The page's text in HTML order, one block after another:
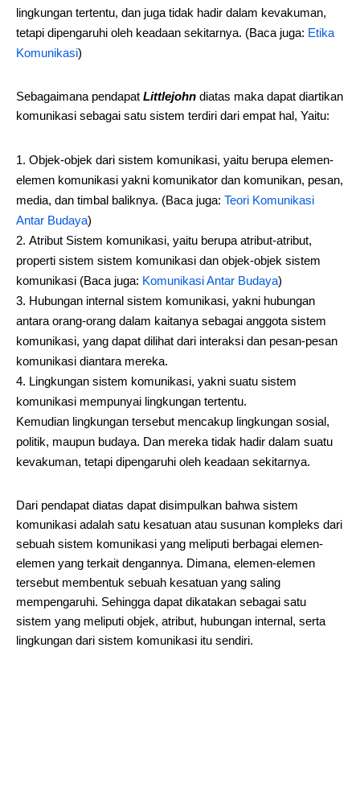
lingkungan tertentu, dan juga tidak hadir dalam kevakuman,
tetapi dipengaruhi oleh keadaan sekitarnya. (Baca juga: Etika
Komunikasi)
Sebagaimana pendapat Littlejohn diatas maka dapat diartikan
komunikasi sebagai satu sistem terdiri dari empat hal, Yaitu:
Objek-objek dari sistem komunikasi, yaitu berupa elemen-
elemen komunikasi yakni komunikator dan komunikan, pesan,
media, dan timbal baliknya. (Baca juga: Teori Komunikasi
Antar Budaya)
Atribut Sistem komunikasi, yaitu berupa atribut-atribut,
properti sistem sistem komunikasi dan objek-objek sistem
komunikasi (Baca juga: Komunikasi Antar Budaya)
Hubungan internal sistem komunikasi, yakni hubungan
antara orang-orang dalam kaitanya sebagai anggota sistem
komunikasi, yang dapat dilihat dari interaksi dan pesan-pesan
komunikasi diantara mereka.
Lingkungan sistem komunikasi, yakni suatu sistem
komunikasi mempunyai lingkungan tertentu.
Kemudian lingkungan tersebut mencakup lingkungan sosial,
politik, maupun budaya. Dan mereka tidak hadir dalam suatu
kevakuman, tetapi dipengaruhi oleh keadaan sekitarnya.
Dari pendapat diatas dapat disimpulkan bahwa sistem
komunikasi adalah satu kesatuan atau susunan kompleks dari
sebuah sistem komunikasi yang meliputi berbagai elemen-
elemen yang terkait dengannya. Dimana, elemen-elemen
tersebut membentuk sebuah kesatuan yang saling
mempengaruhi. Sehingga dapat dikatakan sebagai satu
sistem yang meliputi objek, atribut, hubungan internal, serta
lingkungan dari sistem komunikasi itu sendiri.